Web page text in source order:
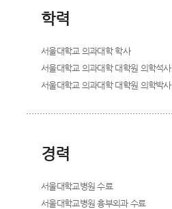
학력
서울대학교 의과대학 학사
서울대학교 의과대학 대학원 의학석사
서울대학교 의과대학 대학원 의학박사
경력
서울대학교병원 수료
서울대학교병원 흉부외과 수료